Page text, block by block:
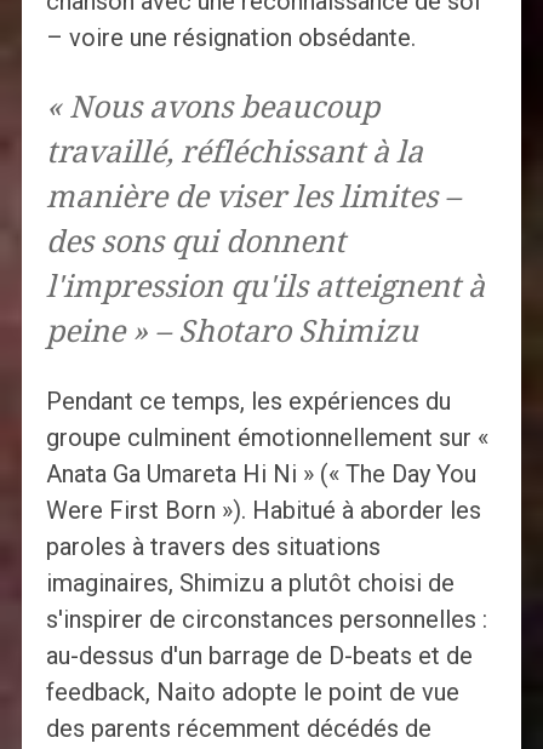
– voire une résignation obsédante.
« Nous avons beaucoup
travaillé, réfléchissant à la
manière de viser les limites –
des sons qui donnent
l'impression qu'ils atteignent à
peine » – Shotaro Shimizu
Pendant ce temps, les expériences du
groupe culminent émotionnellement sur «
Anata Ga Umareta Hi Ni » (« The Day You
Were First Born »). Habitué à aborder les
paroles à travers des situations
imaginaires, Shimizu a plutôt choisi de
s'inspirer de circonstances personnelles :
au-dessus d'un barrage de D-beats et de
feedback, Naito adopte le point de vue
des parents récemment décédés de